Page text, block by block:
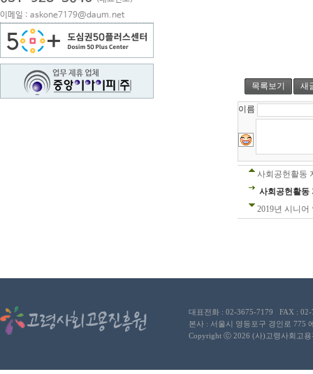
이메일 : askone7179@daum.net
목록보기 새
이름
사회공헌활동
사회공헌활동
2019년 시니어
대표전화 : 02-3675-7179 FAX :
본사 : 서울시 영등포구 경인로 775
Copyright ⓒ 2026 (사)고령사회고용